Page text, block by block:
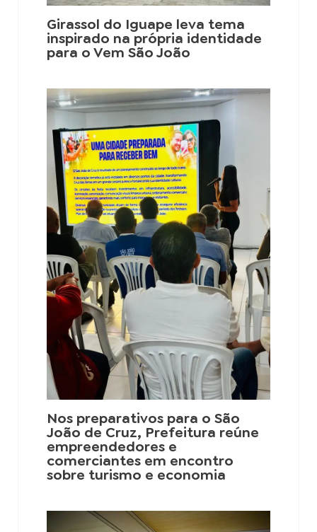
Girassol do Iguape leva tema
inspirado na própria identidade
para o Vem São João
Nos preparativos para o São
João de Cruz, Prefeitura reúne
empreendedores e
comerciantes em encontro
sobre turismo e economia